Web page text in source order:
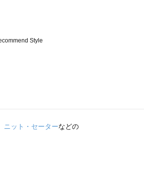
ニット・セーターなどの